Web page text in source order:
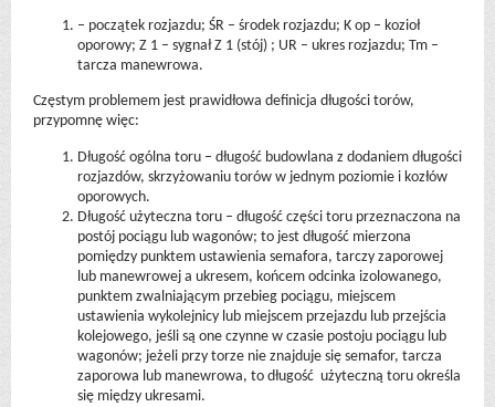
– początek rozjazdu; ŚR – środek rozjazdu; K op – kozioł
oporowy; Z 1 – sygnał Z 1 (stój) ; UR – ukres rozjazdu; Tm –
tarcza manewrowa.
Częstym problemem jest prawidłowa definicja długości torów,
przypomnę więc:
Długość ogólna toru – długość budowlana z dodaniem długości
rozjazdów, skrzyżowaniu torów w jednym poziomie i kozłów
oporowych.
Długość użyteczna toru – długość części toru przeznaczona na
postój pociągu lub wagonów; to jest długość mierzona
pomiędzy punktem ustawienia semafora, tarczy zaporowej
lub manewrowej a ukresem, końcem odcinka izolowanego,
punktem zwalniającym przebieg pociągu, miejscem
ustawienia wykolejnicy lub miejscem przejazdu lub przejścia
kolejowego, jeśli są one czynne w czasie postoju pociągu lub
wagonów; jeżeli przy torze nie znajduje się semafor, tarcza
zaporowa lub manewrowa, to długość użyteczną toru określa
się między ukresami.